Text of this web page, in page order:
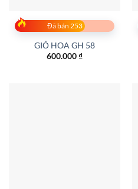
Đã bán 253
GIỎ HOA GH 58
600.000₫